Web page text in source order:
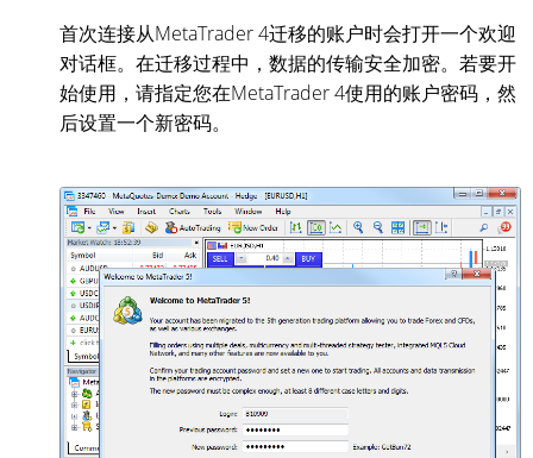
首次连接从MetaTrader 4迁移的账户时会打开一个欢迎
对话框。在迁移过程中，数据的传输安全加密。若要开
始使用，请指定您在MetaTrader 4使用的账户密码，然
后设置一个新密码。